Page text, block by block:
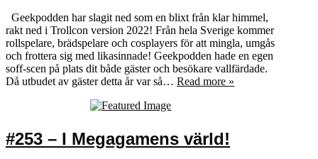
Geekpodden har slagit ned som en blixt från klar himmel,
rakt ned i Trollcon version 2022! Från hela Sverige kommer
rollspelare, brädspelare och cosplayers för att mingla, umgås
och frottera sig med likasinnade! Geekpodden hade en egen
soff-scen på plats dit både gäster och besökare vallfärdade.
Då utbudet av gäster detta år var så… Read more »
#253 – I Megagamens värld!